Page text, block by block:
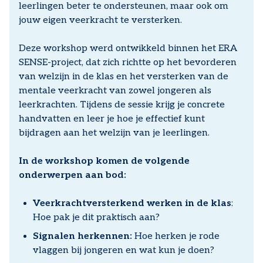
leerlingen beter te ondersteunen, maar ook om
jouw eigen veerkracht te versterken.
Deze workshop werd ontwikkeld binnen het ERA
SENSE-project, dat zich richtte op het bevorderen
van welzijn in de klas en het versterken van de
mentale veerkracht van zowel jongeren als
leerkrachten. Tijdens de sessie krijg je concrete
handvatten en leer je hoe je effectief kunt
bijdragen aan het welzijn van je leerlingen.
In de workshop komen de volgende
onderwerpen aan bod:
Veerkrachtversterkend werken in de klas:
Hoe pak je dit praktisch aan?
Signalen herkennen: Hoe herken je rode
vlaggen bij jongeren en wat kun je doen?